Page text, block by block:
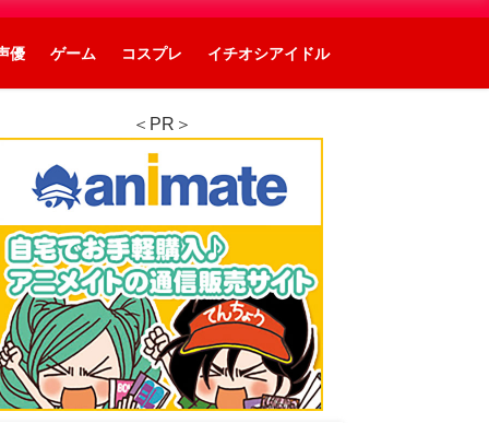
優 ゲーム コスプレ イチオシアイドル
＜PR＞